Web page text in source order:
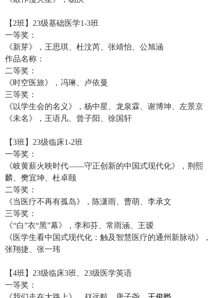
【 2班】 23级基础医学1-3班
一等奖：
《新芽》，王思琪、杜汶芮、张靖怡、公旭涵
作品名称：
二等奖：
《时空医旅》，冯琳、卢依曼
三等奖：
《以学生会的名义》，杨中星、龙泉霖、谢博坤、左景京
《未名》，王语凡、曾子阳、徐国轩
【3班】 23级临床1-2班
一等奖：
《岐黄薪火映时代——守正创新的中国式现代化》，荆熙
麟、樊宜坤、杜卓颐
二等奖：
《当医疗不再有孤岛》，陈潇雨、曹萌、李承文
三等奖：
《“白”衣“黑”幕》，李和芬、常雨涵、王瑷
《医学生看中国式现代化：触及智慧医疗的通州新脉动》，
张翔捷、张一玮
【4班】 23级临床3班、 23级医学英语
一等奖：